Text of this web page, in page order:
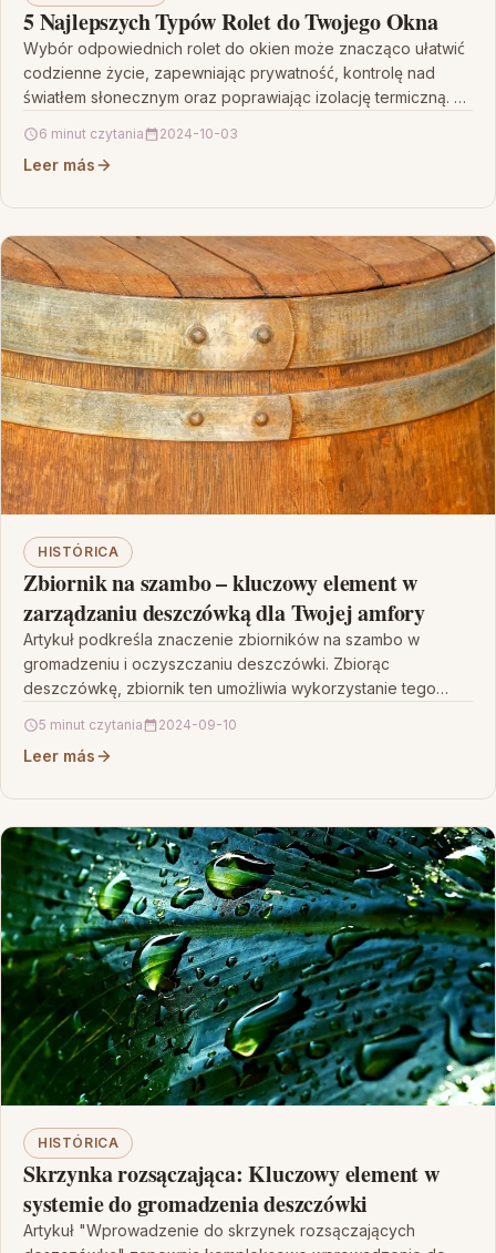
5 Najlepszych Typów Rolet do Twojego Okna
Wybór odpowiednich rolet do okien może znacząco ułatwić
codzienne życie, zapewniając prywatność, kontrolę nad
światłem słonecznym oraz poprawiając izolację termiczną. W
6 minut czytania 2024-10-03
Leer más
HISTÓRICA
Zbiornik na szambo – kluczowy element w
zarządzaniu deszczówką dla Twojej amfory
Artykuł podkreśla znaczenie zbiorników na szambo w
gromadzeniu i oczyszczaniu deszczówki. Zbiorąc
deszczówkę, zbiornik ten umożliwia wykorzystanie tego
5 minut czytania 2024-09-10
Leer más
HISTÓRICA
Skrzynka rozsączająca: Kluczowy element w
systemie do gromadzenia deszczówki
Artykuł "Wprowadzenie do skrzynek rozsączających